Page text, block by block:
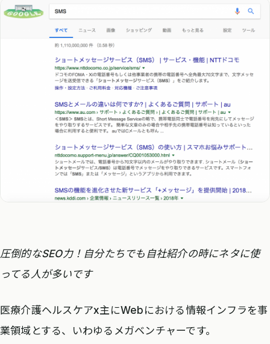
圧倒的なSEO力！自分たちでも自社紹介の時にネタに使
ってる人が多いです
医療介護ヘルスケアx主にWebにおける情報インフラを事
業領域とする、いわゆるメガベンチャーです。